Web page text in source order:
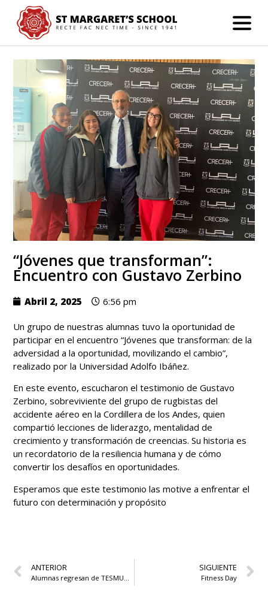
“Jóvenes que transforman”:
Encuentro con Gustavo Zerbino
Abril 2, 2025 6:56 pm
Un grupo de nuestras alumnas tuvo la oportunidad de
participar en el encuentro “Jóvenes que transforman: de la
adversidad a la oportunidad, movilizando el cambio”,
realizado por la Universidad Adolfo Ibáñez.
En este evento, escucharon el testimonio de Gustavo
Zerbino, sobreviviente del grupo de rugbistas del
accidente aéreo en la Cordillera de los Andes, quien
compartió lecciones de liderazgo, mentalidad de
crecimiento y transformación de creencias. Su historia es
un recordatorio de la resiliencia humana y de cómo
convertir los desafíos en oportunidades.
Esperamos que este testimonio las motive a enfrentar el
futuro con determinación y propósito
ANTERIOR
Alumnas regresan de TESMUN XXI con gran desempeño
SIGUIENTE
Fitness Day